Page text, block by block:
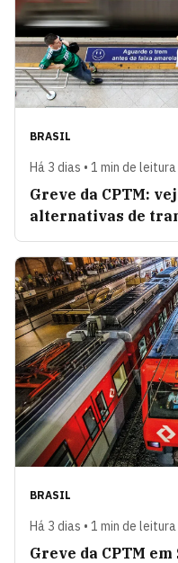
BRASIL
Há 3 dias • 1 min de leitura
Greve da CPTM:
alternativas de
BRASIL
Há 3 dias • 1 min de leitura
Greve da CPTM